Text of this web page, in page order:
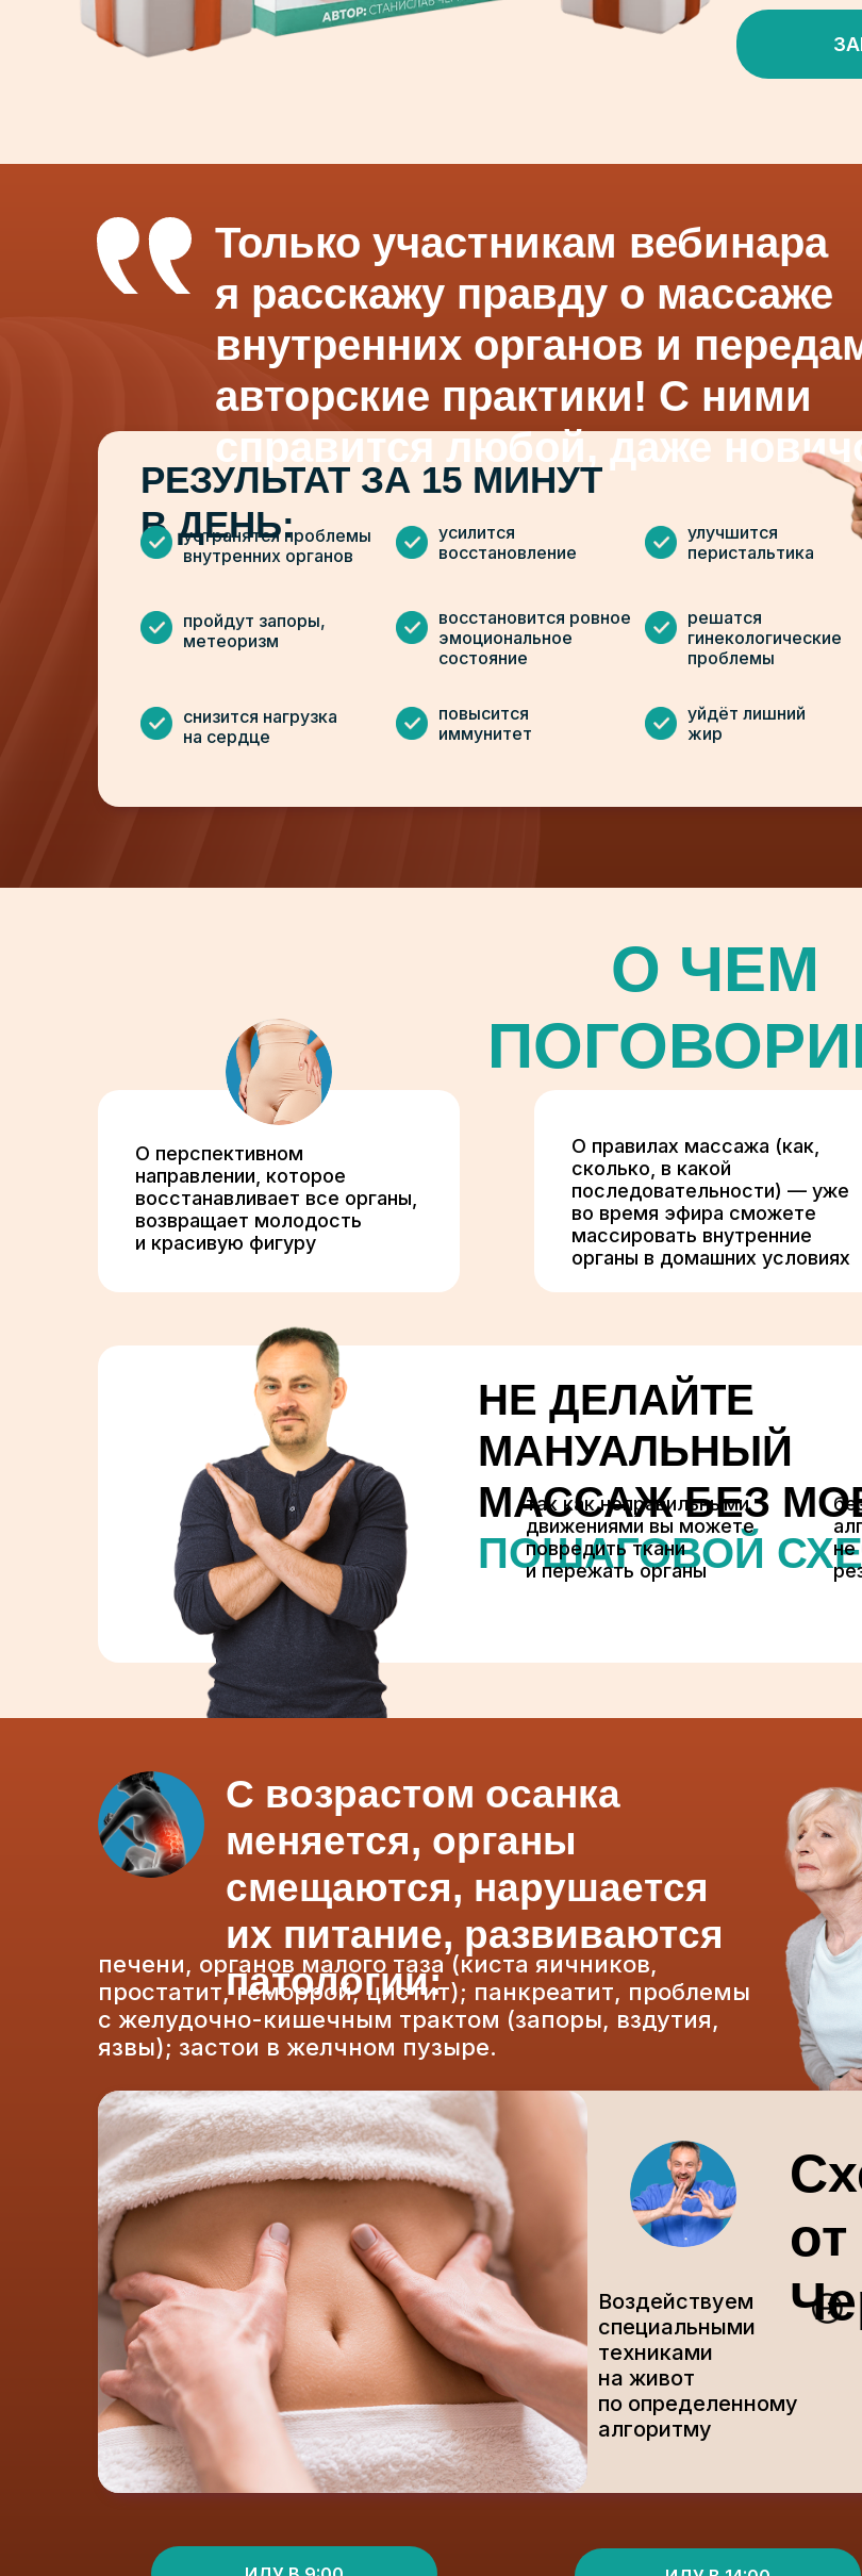
Только участникам вебинара
я расскажу правду о массаже
внутренних органов и
авторские практики! С ними
справится любой, даже
РЕЗУЛЬТАТ ЗА 15 МИНУТ
В ДЕНЬ:
устранятся проблемы
внутренних органов
усилится
восстановление
улучшится
перистальтика
пройдут запоры,
метеоризм
восстановится ровное
эмоциональное
состояние
решатся
гинекологические
проблемы
снизится нагрузка
на сердце
повысится
иммунитет
уйдёт лишний
жир
ЗАБРАТЬ ПОДАРОК
О ЧЕМ
О перспективном
направлении, которое
восстанавливает все органы,
возвращает молодость
и красивую фигуру
О правилах массажа (как,
сколько, в какой
последовательности) — уже
во время эфира сможете
массировать внутренние
органы в домашних условиях
НЕ ДЕЛАЙТЕ
МАНУАЛЬНЫЙ
МАССАЖ БЕЗ
ПОШАГОВОЙ
так как неправильными
движениями вы можете
повредить ткани
и пережать органы
не
ИДУ В 9:00
С возрастом осанка
меняется, органы
смещаются, нарушается
их питание, развиваются
патологии:
печени, органов малого таза (киста яичников,
простатит, геморрой, цистит); панкреатит, проблемы
с желудочно-кишечным трактом (запоры, вздутия,
язвы); застои в желчном пузыре.
Воздействуем
специальными
техниками
на живот
по определенному
алгоритму